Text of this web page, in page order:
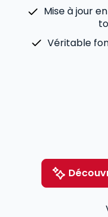
Mise à jour
Véritable